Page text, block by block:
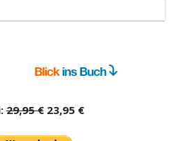
29,95 €23,95 €